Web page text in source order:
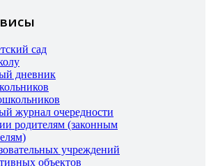
сад
дневник
журнал очередности
родителям (законным
учреждений
объектов